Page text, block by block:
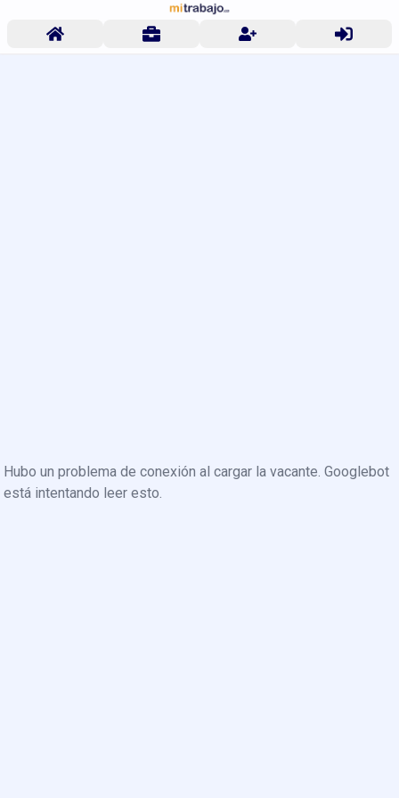
Hubo un problema de conexión al cargar la vacante. Googlebot
está intentando leer esto.